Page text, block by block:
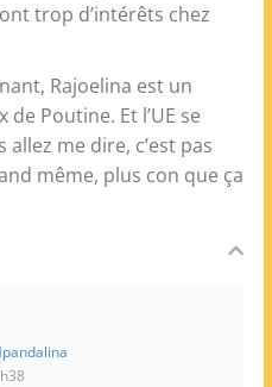
trop d’intérêts chez
Rajoelina est un
Poutine. Et l’UE se
me dire, c’est pas
même, plus con que ça